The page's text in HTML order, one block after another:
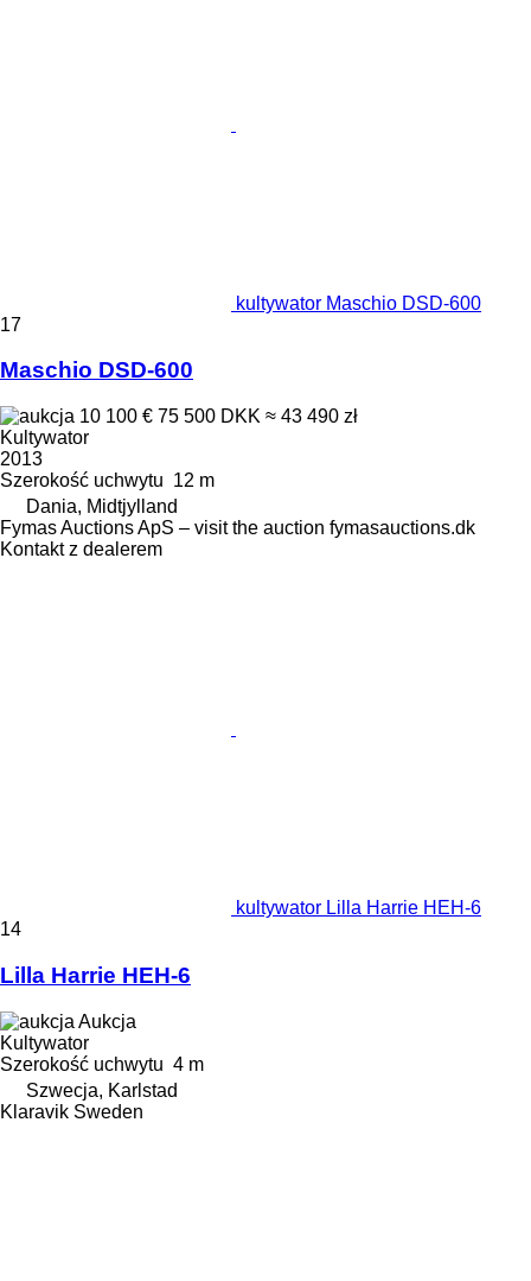
kultywator Maschio DSD-600
17
Maschio DSD-600
10 100 € 75 500 DKK ≈ 43 490 zł
Kultywator
2013
Szerokość uchwytu 12 m
Dania, Midtjylland
Fymas Auctions ApS – visit the auction fymasauctions.dk
Kontakt z dealerem
kultywator Lilla Harrie HEH-6
14
Lilla Harrie HEH-6
Aukcja
Kultywator
Szerokość uchwytu 4 m
Szwecja, Karlstad
Klaravik Sweden